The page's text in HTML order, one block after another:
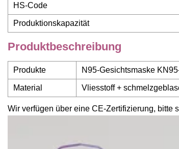
HS-Code
Produktionskapazität
Produktbeschreibung
Produkte N95-Gesichtsmaske
Material Vliesstoff +
Wir verfügen über eine CE-Zertifizierung, bitte